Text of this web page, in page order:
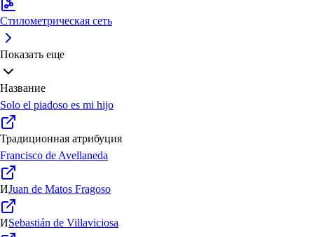
Стилометрическая сеть
Показать еще
Название
Solo el piadoso es mi hijo
Традиционная атрибуция
Francisco de Avellaneda
ИJuan de Matos Fragoso
ИSebastián de Villaviciosa